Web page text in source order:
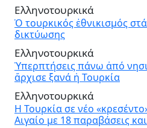
Ελληνοτουρκικά
Ὁ τουρκικός ἐθνικισμός
δικτύωσης
Ελληνοτουρκικά
Ὑπερπτήσεις πάνω ἀπό
ἄρχισε ξανά ἡ Τουρκία
Ελληνοτουρκικά
Η Τουρκία σε νέο
Αιγαίο με 18 παραβάσεις